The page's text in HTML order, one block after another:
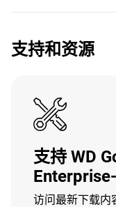
支持和资源
支持 WD
访问最新下载内